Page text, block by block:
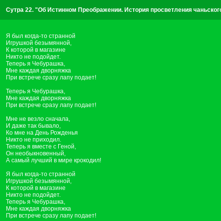
Сутра 22. "Об Истинном Преображении. История просветления
Я был когда-то странной
Игрушкой безымянной,
К которой в магазине
Никто не подойдет.
Теперь я Чебурашка,
Мне каждая дворняжка
При встрече сразу лапу подает!
Теперь я Чебурашка,
Мне каждая дворняжка
При встрече сразу лапу подает!
Мне не везло сначала,
И даже так бывало,
Ко мне на День Рожденья
Никто не приходил.
Теперь я вместе с Геной,
Он необыкновенный,
А самый лучший в мире крокодил!
Я был когда-то странной
Игрушкой безымянной,
К которой в магазине
Никто не подойдет.
Теперь я Чебурашка,
Мне каждая дворняжка
При встрече сразу лапу подает!